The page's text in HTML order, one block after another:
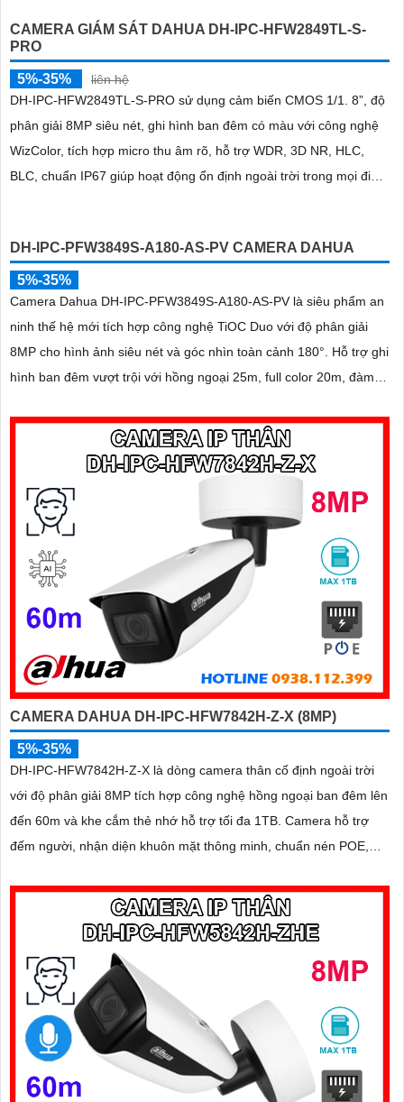
CAMERA GIÁM SÁT DAHUA DH-IPC-HFW2849TL-S-
PRO
5%-35%
liên hệ
DH-IPC-HFW2849TL-S-PRO sử dụng cảm biến CMOS 1/1. 8”, độ
phân giải 8MP siêu nét, ghi hình ban đêm có màu với công nghệ
WizColor, tích hợp micro thu âm rõ, hỗ trợ WDR, 3D NR, HLC,
BLC, chuẩn IP67 giúp hoạt động ổn định ngoài trời trong mọi điều
DH-IPC-PFW3849S-A180-AS-PV CAMERA DAHUA
5%-35%
Camera Dahua DH-IPC-PFW3849S-A180-AS-PV là siêu phẩm an
ninh thế hệ mới tích hợp công nghệ TiOC Duo với độ phân giải
8MP cho hình ảnh siêu nét và góc nhìn toàn cảnh 180°. Hỗ trợ ghi
hình ban đêm vượt trội với hồng ngoại 25m, full color 20m, đàm
nhu cầu lưu trữ dài hạn, thiết kế chuẩn IP67 chống bụi nước, cấp
CAMERA DAHUA DH-IPC-HFW7842H-Z-X (8MP)
5%-35%
DH-IPC-HFW7842H-Z-X là dòng camera thân cố định ngoài trời
với độ phân giải 8MP tích hợp công nghệ hồng ngoại ban đêm lên
đến 60m và khe cắm thẻ nhớ hỗ trợ tối đa 1TB. Camera hỗ trợ
đếm người, nhận diện khuôn mặt thông minh, chuẩn nén POE,
sát ngoài trời, hỗ trợ tính năng quản lý chỗ đỗ xe hiệu quả cho các